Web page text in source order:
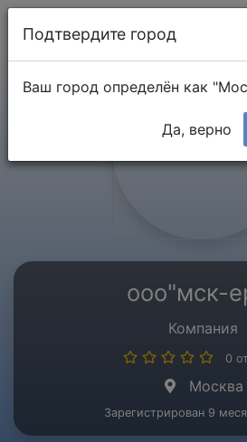
ооо"мск-
Компания
0
Москва
Зарегистрирован 9
Подтвердите город
Ваш город определён как
Да, верно